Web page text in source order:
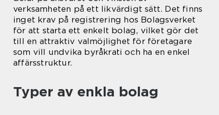
verksamheten på ett likvärdigt sätt. Det finns
inget krav på registrering hos Bolagsverket
för att starta ett enkelt bolag, vilket gör det
till en attraktiv valmöjlighet för företagare
som vill undvika byråkrati och ha en enkel
affärsstruktur.
Typer av enkla bolag